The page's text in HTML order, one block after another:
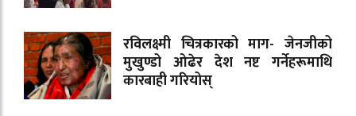
रविलक्ष्मी चित्रकारको माग- जेनजीको
मुखुण्डो ओढेर देश नष्ट गर्नेहरूमाथि
कारबाही गरियोस्